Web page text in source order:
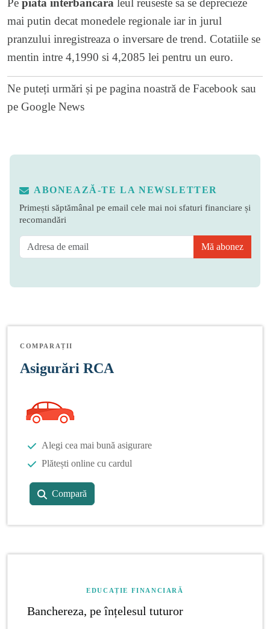
Pe piata interbancara leul reuseste sa se deprecieze
mai putin decat monedele regionale iar in jurul
pranzului inregistreaza o inversare de trend. Cotatiile se
mentin intre 4,1990 si 4,2085 lei pentru un euro.
Ne puteți urmări și pe pagina noastră de Facebook sau
pe Google News
ABONEAZĂ-TE LA NEWSLETTER
Primești săptămânal pe email cele mai noi sfaturi financiare și
recomandări
Mă abonez
COMPARAȚII
Asigurări RCA
Alegi cea mai bună asigurare
Plătești online cu cardul
Compară
EDUCAȚIE FINANCIARĂ
Banchereza, pe înțelesul tuturor